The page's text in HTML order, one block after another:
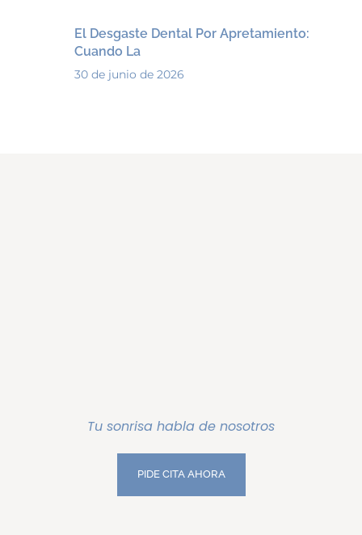
El Desgaste Dental Por Apretamiento:
Cuando La
30 de junio de 2026
Tu sonrisa habla de nosotros
PIDE CITA AHORA